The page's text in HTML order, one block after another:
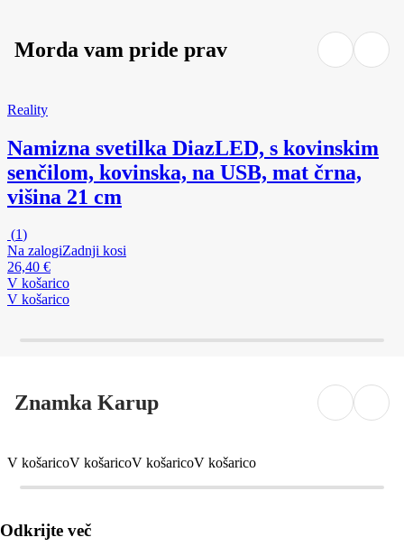
Morda vam pride prav
Reality
Namizna svetilka DiazLED, s kovinskim
senčilom, kovinska, na USB, mat črna,
višina 21 cm
(1)
Na zalogiZadnji kosi
26,40 €
V košarico
V košarico
Znamka Karup
V košaricoV košaricoV košaricoV košarico
Odkrijte več